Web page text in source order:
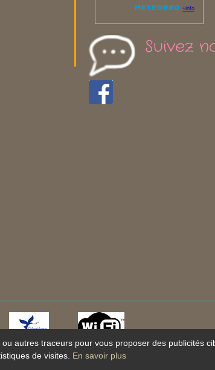
Suivez
- Plan du site
Protection des données
Site internet E-comouest - La Palmyre - Les
autres traceurs pour vous proposer des publicités
de visites. En savoir plus